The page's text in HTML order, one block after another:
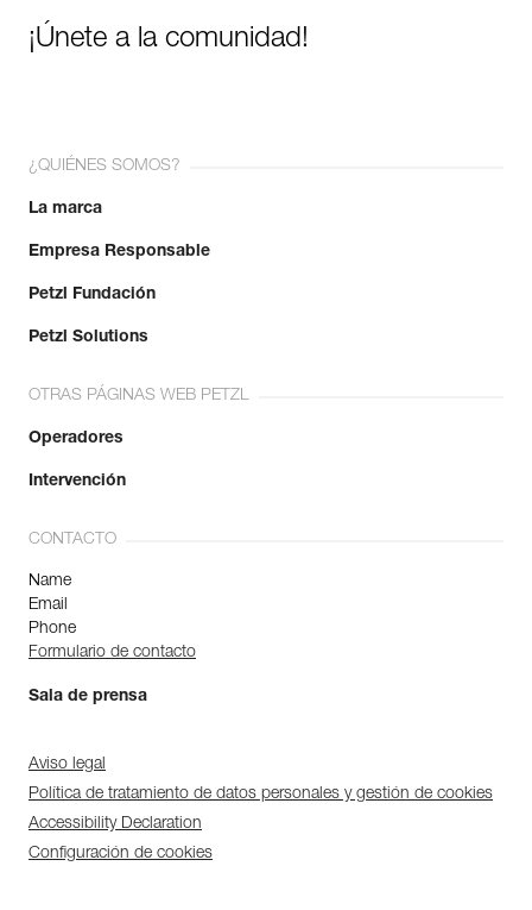
¡Únete a la comunidad!
¿QUIÉNES SOMOS?
La marca
Empresa Responsable
Petzl Fundación
Petzl Solutions
OTRAS PÁGINAS WEB PETZL
Operadores
Intervención
CONTACTO
Name
Email
Phone
Formulario de contacto
Sala de prensa
Aviso legal
Política de tratamiento de datos personales y gestión de cookies
Accessibility Declaration
Configuración de cookies